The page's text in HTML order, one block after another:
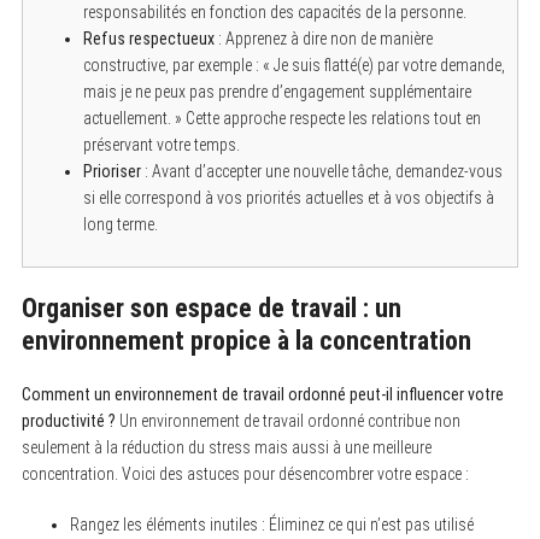
responsabilités en fonction des capacités de la personne.
Refus respectueux: Apprenez à dire non de manière
constructive, par exemple : « Je suis flatté(e) par votre demande,
mais je ne peux pas prendre d’engagement supplémentaire
actuellement. » Cette approche respecte les relations tout en
préservant votre temps.
Prioriser: Avant d’accepter une nouvelle tâche, demandez-vous
si elle correspond à vos priorités actuelles et à vos objectifs à
long terme.
Organiser son espace de travail : un
environnement propice à la concentration
Comment un environnement de travail ordonné peut-il influencer votre
productivité ? Un environnement de travail ordonné contribue non
seulement à la réduction du stress mais aussi à une meilleure
concentration. Voici des astuces pour désencombrer votre espace :
Rangez les éléments inutiles : Éliminez ce qui n’est pas utilisé